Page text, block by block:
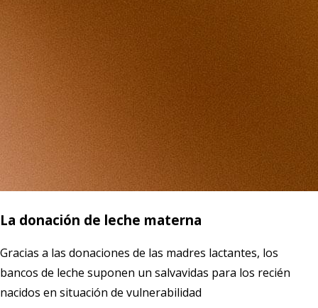
La donación de leche materna
Gracias a las donaciones de las madres lactantes, los
bancos de leche suponen un salvavidas para los recién
nacidos en situación de vulnerabilidad